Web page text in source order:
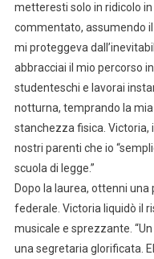
metteresti solo in ridicolo
commentato, assumendo
mi proteggeva
abbracciai il mio percorso
studenteschi e lavorai
notturna, temprando la
stanchezza fisica.
nostri parenti che io
scuola di legge.”
Dopo la laurea, ottenni
federale. Victoria liquidò il
musicale e sprezzante.
una segretaria glorificata.